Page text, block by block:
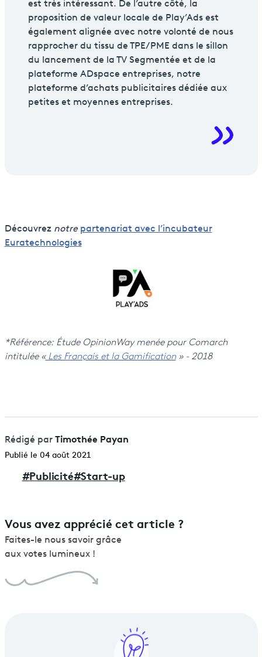
est très intéressant. De l’autre côté, la
proposition de valeur locale de Play’Ads est
également alignée avec notre volonté de nous
rapprocher du tissu de TPE/PME dans le sillon
du lancement de la TV Segmentée et de la
plateforme ADspace entreprises, notre
plateforme d’achats publicitaires dédiée aux
petites et moyennes entreprises.
Découvrez notre partenariat avec l’incubateur
Euratechnologies
*Référence: Étude OpinionWay menée pour Comarch
intitulée «Les Français et la Gamification» - 2018
Rédigé par Timothée Payan
Publié le 04 août 2021
#Publicité#Start-up
Vous avez apprécié cet article ?
Faites-le nous savoir grâce
aux votes lumineux !